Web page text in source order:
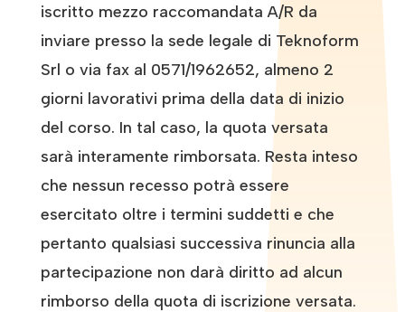
iscritto mezzo raccomandata A/R da
inviare presso la sede legale di Teknoform
Srl o via fax al 0571/1962652, almeno 2
giorni lavorativi prima della data di inizio
del corso. In tal caso, la quota versata
sarà interamente rimborsata. Resta inteso
che nessun recesso potrà essere
esercitato oltre i termini suddetti e che
pertanto qualsiasi successiva rinuncia alla
partecipazione non darà diritto ad alcun
rimborso della quota di iscrizione versata.